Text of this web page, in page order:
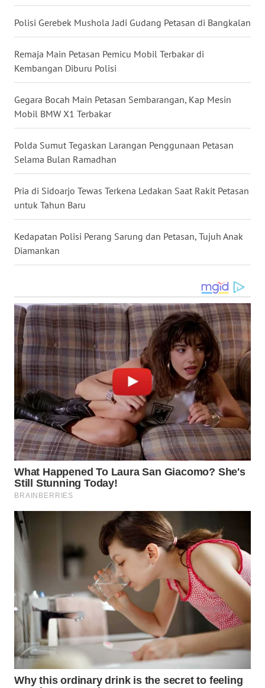
Polisi Gerebek Mushola Jadi Gudang Petasan di Bangkalan
Remaja Main Petasan Pemicu Mobil Terbakar di
Kembangan Diburu Polisi
Gegara Bocah Main Petasan Sembarangan, Kap Mesin
Mobil BMW X1 Terbakar
Polda Sumut Tegaskan Larangan Penggunaan Petasan
Selama Bulan Ramadhan
Pria di Sidoarjo Tewas Terkena Ledakan Saat Rakit Petasan
untuk Tahun Baru
Kedapatan Polisi Perang Sarung dan Petasan, Tujuh Anak
Diamankan
WN
NUSANTARA
WN
JOGJA
WN
JATIM
WN
WN
WN
KALTARA
WN
KALSEL
WN
KALTIM
WN
SULSEL
GORONTALO
WN
SULUT
WN
MALUT
WN
DAIRI
WN